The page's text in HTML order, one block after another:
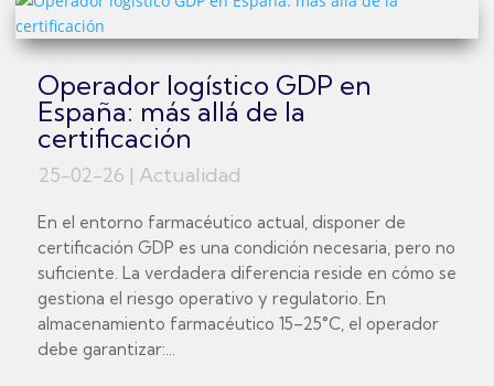
Operador logístico GDP en
España: más allá de la
certificación
25-02-26 | Actualidad
En el entorno farmacéutico actual, disponer de
certificación GDP es una condición necesaria, pero no
suficiente. La verdadera diferencia reside en cómo se
gestiona el riesgo operativo y regulatorio. En
almacenamiento farmacéutico 15–25°C, el operador
debe garantizar:...